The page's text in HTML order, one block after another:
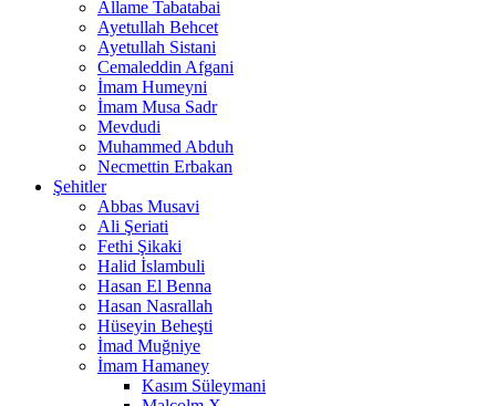
Allame Tabatabai
Ayetullah Behcet
Ayetullah Sistani
Cemaleddin Afgani
İmam Humeyni
İmam Musa Sadr
Mevdudi
Muhammed Abduh
Necmettin Erbakan
Şehitler
Abbas Musavi
Ali Şeriati
Fethi Şikaki
Halid İslambuli
Hasan El Benna
Hasan Nasrallah
Hüseyin Beheşti
İmad Muğniye
İmam Hamaney
Kasım Süleymani